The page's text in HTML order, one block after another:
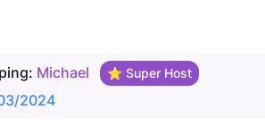
: Michael ⭐ Super Host
2024